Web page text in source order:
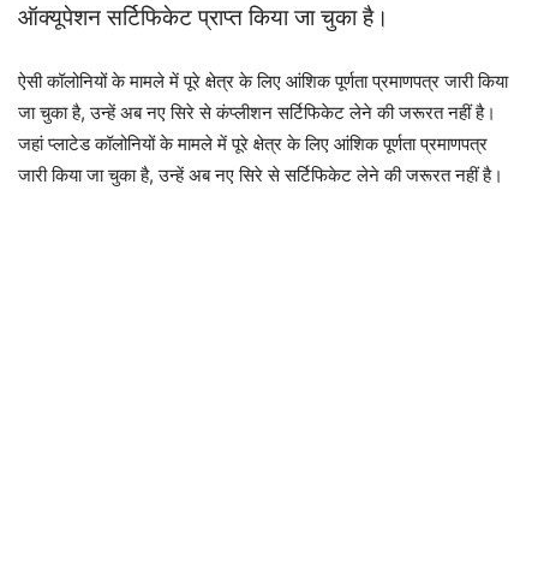
ऑक्यूपेशन सर्टिफिकेट प्राप्त किया जा चुका है।
ऐसी कॉलोनियों के मामले में पूरे क्षेत्र के लिए आंशिक पूर्णता प्रमाणपत्र जारी किया
जा चुका है, उन्हें अब नए सिरे से कंप्लीशन सर्टिफिकेट लेने की जरूरत नहीं है।
जहां प्लाटेड कॉलोनियों के मामले में पूरे क्षेत्र के लिए आंशिक पूर्णता प्रमाणपत्र
जारी किया जा चुका है, उन्हें अब नए सिरे से सर्टिफिकेट लेने की जरूरत नहीं है।